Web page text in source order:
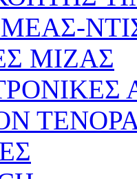
ΜΙΖΑΣ